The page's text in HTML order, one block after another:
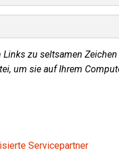
Links zu seltsamen
um sie auf Ihrem
Servicepartner